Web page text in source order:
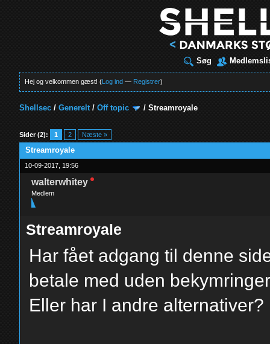
Søg
Hej og velkommen gæst! (Log ind — Registrer)
Shellsec /Generelt/Off topic /Streamroyale
Sider (2): 1 2 Næste »
Streamroyale
10-09-2017, 19:56
walterwhitey
Medlem
Streamroyale
Har fået adgang til denne
betale med uden
Eller har I andre alternativer?